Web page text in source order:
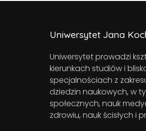
Uniwersytet Jana
Uniwersytet prowadzi
kierunkach studiów i
specjalnościach z
dziedzin naukowych, w
społecznych, nauk
zdrowiu, nauk ścisłych i